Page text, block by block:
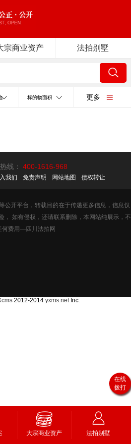
宗商业资产 法拍别墅
标的物面积 更多
线： 400-1616-968
我们 免责声明 网站地图 债权转让
公开平台，转载目的在于传递更多信息，信息仅
， 如有侵权，还请联系删除，本网站纯展示，不
何费用—四川法拍网
大宗商业资产 法拍别墅
在线
拨打
2012-2014 yxms.netInc.